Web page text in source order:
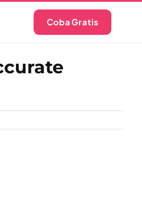
Coba Gratis